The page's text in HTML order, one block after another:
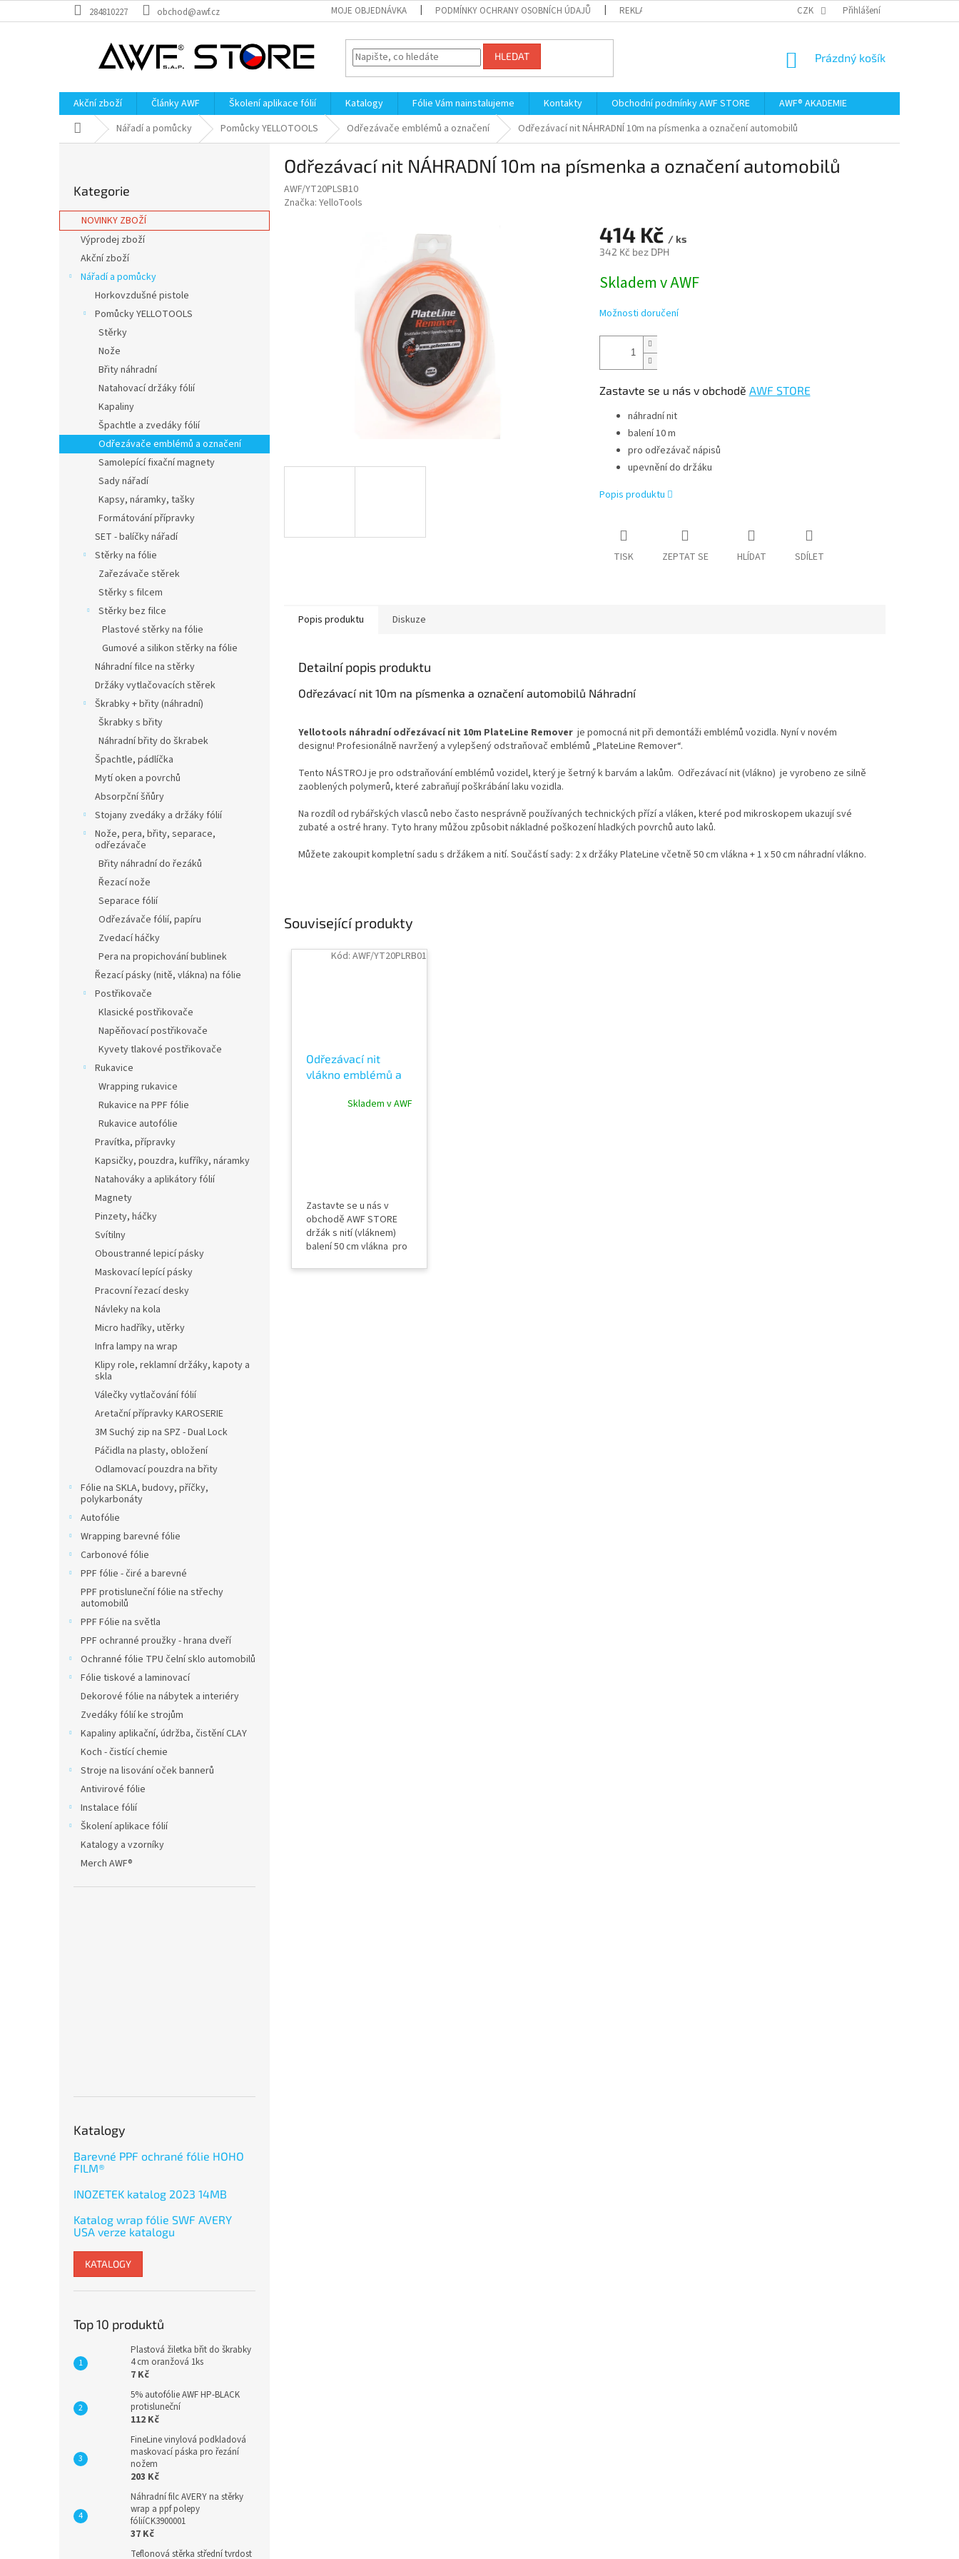
na
284810227 obchod@awf.cz MOJE OBJEDNÁVKA PODMÍNKY OCHRANY OSOBNÍCH ÚDAJŮ REKLAMACE A VRÁCENÍ ZBOŽÍ CZK Přihlášení
HLEDAT
NÁKUPNÍ
Prázdný košík
Akční zboží Články AWF Školení aplikace fólií Katalogy Fólie Vám nainstalujeme Kontakty Obchodní podmínky AWF STORE
AWF® AKADEMIE
Domů Nářadí a pomůcky Pomůcky YELLOTOOLS Odřezávače emblémů a označení Odřezávací nit NÁHRADNÍ 10m na písmenka a označení automobilů
r
a
kategorie
Kategorie
NOVINKY ZBOŽÍ
Výprodej zboží
Akční zboží
Nářadí a pomůcky
Horkovzdušné pistole
Pomůcky YELLOTOOLS
Stěrky
Nože
Břity náhradní
Natahovací držáky fólií
Kapaliny
Špachtle a zvedáky fólií
Odřezávače emblémů a označení
Samolepící fixační magnety
Sady nářadí
Kapsy, náramky, tašky
Formátování přípravky
SET - balíčky nářadí
Stěrky na fólie
Zařezávače stěrek
Stěrky s filcem
Stěrky bez filce
Plastové stěrky na fólie
Gumové a silikon stěrky na fólie
Náhradní filce na stěrky
Držáky vytlačovacích stěrek
Škrabky + břity (náhradní)
Škrabky s břity
Náhradní břity do škrabek
Špachtle, pádlíčka
Mytí oken a povrchů
Absorpční šňůry
Stojany zvedáky a držáky fólií
Nože, pera, břity, separace,
odřezávače
Břity náhradní do řezáků
Řezací nože
Separace fólií
Odřezávače fólií, papíru
Zvedací háčky
Pera na propichování bublinek
Řezací pásky (nitě, vlákna) na fólie
Postřikovače
Klasické postřikovače
Napěňovací postřikovače
Kyvety tlakové postřikovače
Rukavice
Wrapping rukavice
Rukavice na PPF fólie
Rukavice autofólie
Pravítka, přípravky
Kapsičky, pouzdra, kufříky, náramky
Natahováky a aplikátory fólií
Magnety
Pinzety, háčky
Svítilny
Oboustranné lepicí pásky
Maskovací lepící pásky
Pracovní řezací desky
Návleky na kola
Micro hadříky, utěrky
Infra lampy na wrap
Klipy role, reklamní držáky, kapoty a
skla
Válečky vytlačování fólií
Aretační přípravky KAROSERIE
3M Suchý zip na SPZ - Dual Lock
Páčidla na plasty, obložení
Odlamovací pouzdra na břity
Fólie na SKLA, budovy, příčky,
polykarbonáty
Autofólie
Wrapping barevné fólie
Carbonové fólie
PPF fólie - čiré a barevné
PPF protisluneční fólie na střechy
automobilů
PPF Fólie na světla
PPF ochranné proužky - hrana dveří
Ochranné fólie TPU čelní sklo automobilů
Fólie tiskové a laminovací
Dekorové fólie na nábytek a interiéry
Zvedáky fólií ke strojům
Kapaliny aplikační, údržba, čistění CLAY
Koch - čistící chemie
Stroje na lisování oček bannerů
Antivirové fólie
Instalace fólií
Školení aplikace fólií
Katalogy a vzorníky
Merch AWF®
Katalogy
Barevné PPF ochrané fólie HOHO
FILM®
INOZETEK katalog 2023 14MB
Katalog wrap fólie SWF AVERY
USA verze katalogu
KATALOGY
Top 10 produktů
Plastová žiletka břit do škrabky
4 cm oranžová 1ks
7 Kč
5% autofólie AWF HP-BLACK
protisluneční
112 Kč
FineLine vinylová podkladová
maskovací páska pro řezání
nožem
203 Kč
Náhradní filc AVERY na stěrky
wrap a ppf polepy
fóliíCK3900001
37 Kč
Teflonová stěrka střední tvrdost
Odřezávací nit NÁHRADNÍ 10m na písmenka a označení automobilů
AWF/YT20PLSB10
Značka: YelloTools
414 Kč / ks
342 Kč bez DPH
cena:
Skladem v AWF
Možnosti doručení
Zastavte se u nás v obchodě AWF STORE
náhradní nit
balení 10 m
pro odřezávač nápisů
upevnění do držáku
Popis produktu
TISK ZEPTAT SE HLÍDAT SDÍLET
Související produkty
Odřezávací nit
vlákno emblémů a
PlateLine Remover
Skladem v AWF
Zastavte se u nás v
obchodě AWF STORE
držák s nití (vláknem)
balení 50 cm vlákna pro
prodej náhradního
Kód: AWF/YT20PLRB01
Popis produktu Diskuze
Detailní popis produktu
Odřezávací nit 10m na písmenka a označení automobilů Náhradní
Yellotools náhradní odřezávací nit 10m PlateLine Remover je pomocná nit při demontáži emblémů vozidla. Nyní v novém
designu! Profesionálně navržený a vylepšený odstraňovač emblémů „PlateLine Remover“.
Tento NÁSTROJ je pro odstraňování emblémů vozidel, který je šetrný k barvám a lakům. Odřezávací nit (vlákno) je vyrobeno ze silně
zaoblených polymerů, které zabraňují poškrábání laku vozidla.
Na rozdíl od rybářských vlasců nebo často nesprávně používaných technických přízí a vláken, které pod mikroskopem ukazují své
zubaté a ostré hrany. Tyto hrany můžou způsobit nákladné poškození hladkých povrchů auto laků.
Můžete zakoupit kompletní sadu s držákem a nití. Součástí sady: 2 x držáky PlateLine včetně 50 cm vlákna + 1 x 50 cm náhradní vlákno.